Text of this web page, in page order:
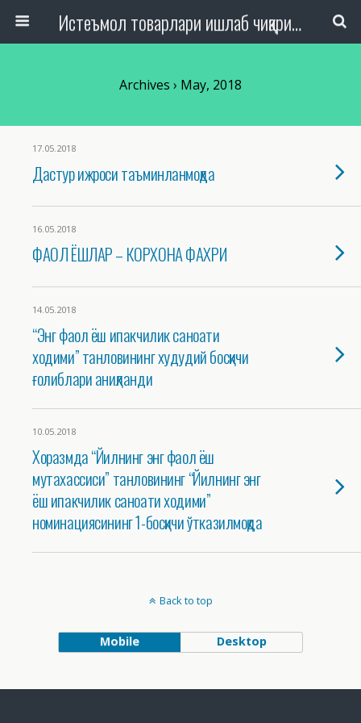
Истеъмол товарлари ишлаб чиқариш, савдо ва хизмат кўрсатиш ташкилотлари ходимлари касаба уюшмаси Республика кенгаши
Archives › May, 2018
17.05.2018
Дастур ижроси таъминланмоқда
16.05.2018
ФАОЛ ЁШЛАР – КОРХОНА ФАХРИ
14.05.2018
“Энг фаол ёш ипакчилик саноати
ходими” танловининг худудий босқичи
ғолиблари аниқланди
10.05.2018
Хоразмда “Йилнинг энг фаол ёш
мутахассиси” танловининг “Йилнинг энг
ёш ипакчилик саноати ходими”
номинациясининг 1-босқичи ўтказилмоқда
Back to top
Mobile Desktop